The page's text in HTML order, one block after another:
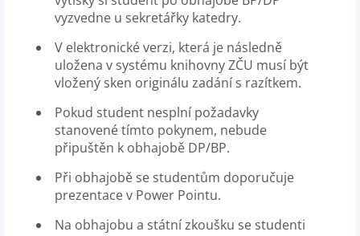
vyzvedne u sekretářky katedry.
V elektronické verzi, která je následně
uložena v systému knihovny ZČU musí být
vložený sken originálu zadání s razítkem.
Pokud student nesplní požadavky
stanovené tímto pokynem, nebude
připuštěn k obhajobě DP/BP.
Při obhajobě se studentům doporučuje
prezentace v Power Pointu.
Na obhajobu a státní zkoušku se studenti